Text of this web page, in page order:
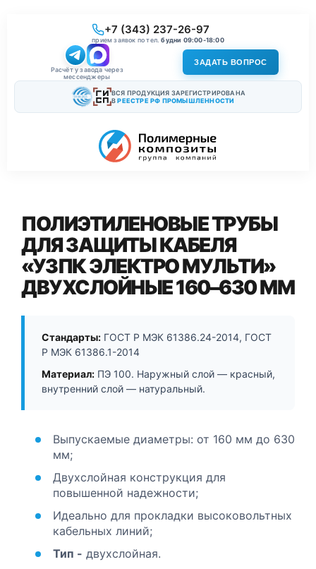
+7 (343) 237-26-97
прием заявок по тел.будни 09:00-18:00
Расчёт у завода через
мессенджеры
ЗАДАТЬ ВОПРОС
ВСЯ ПРОДУКЦИЯ ЗАРЕГИСТРИРОВАНА
ВРЕЕСТРЕ РФ ПРОМЫШЛЕННОСТИ
ПОЛИЭТИЛЕНОВЫЕ ТРУБЫ
ДЛЯ ЗАЩИТЫ КАБЕЛЯ
«УЗПК ЭЛЕКТРО МУЛЬТИ»
ДВУХСЛОЙНЫЕ 160–630 ММ
Стандарты: ГОСТ Р МЭК 61386.24-2014, ГОСТ
Р МЭК 61386.1-2014
Материал: ПЭ 100. Наружный слой — красный,
внутренний слой — натуральный.
Выпускаемые диаметры: от 160 мм до 630
мм;
Двухслойная конструкция для
повышенной надежности;
Идеально для прокладки высоковольтных
кабельных линий;
Тип - двухслойная.